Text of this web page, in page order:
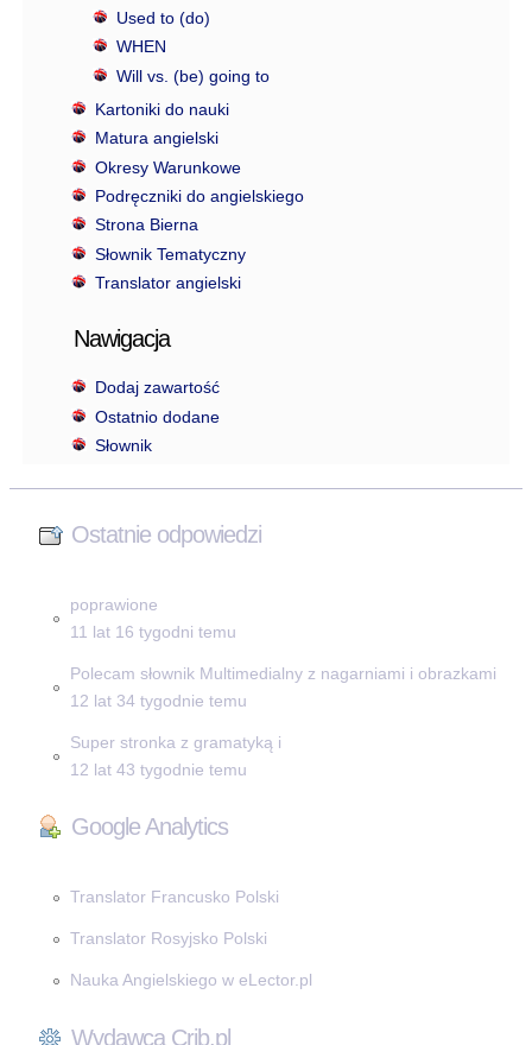
Used to (do)
WHEN
Will vs. (be) going to
Kartoniki do nauki
Matura angielski
Okresy Warunkowe
Podręczniki do angielskiego
Strona Bierna
Słownik Tematyczny
Translator angielski
Nawigacja
Dodaj zawartość
Ostatnio dodane
Słownik
Ostatnie odpowiedzi
poprawione
11 lat 16 tygodni temu
Polecam słownik Multimedialny z nagarniami i obrazkami
12 lat 34 tygodnie temu
Super stronka z gramatyką i
12 lat 43 tygodnie temu
Google Analytics
Translator Francusko Polski
Translator Rosyjsko Polski
Nauka Angielskiego w eLector.pl
Wydawca Crib.pl